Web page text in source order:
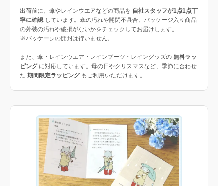
出荷前に、傘やレインウエアなどの商品を 自社スタッフが1点1点丁
寧に確認しています。傘の汚れや開閉不具合、パッケージ入り商品
の外装の汚れや破損がないかをチェックしてお届けします。
※パッケージの開封は行いません。
また、傘・レインウエア・レインブーツ・レイングッズの 無料ラッ
ピングに対応しています。母の日やクリスマスなど、季節に合わせ
た 期間限定ラッピングもご利用いただけます。